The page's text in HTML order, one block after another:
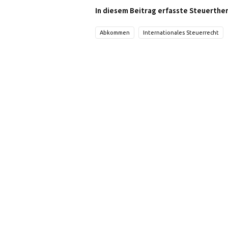
In diesem Beitrag erfasste
Abkommen Internationales Steuerrecht